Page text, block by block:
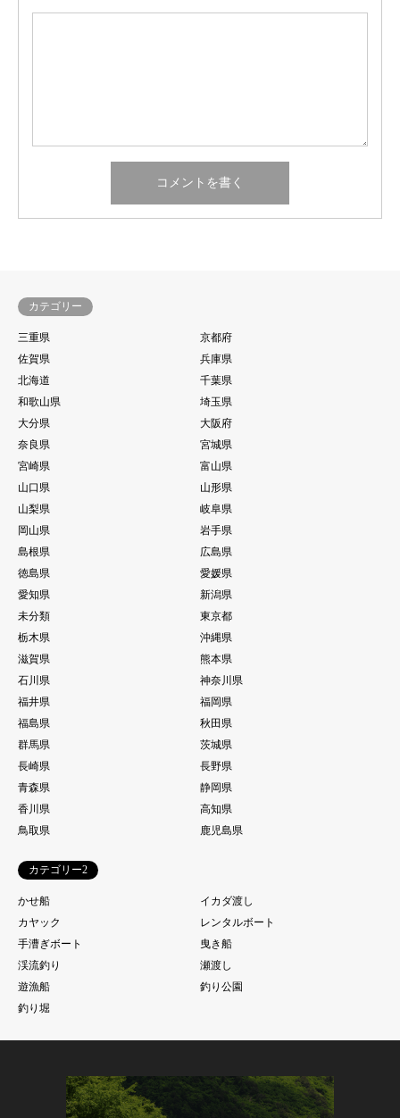
カテゴリー
三重県
京都府
佐賀県
兵庫県
北海道
千葉県
和歌山県
埼玉県
大分県
大阪府
奈良県
宮城県
宮崎県
富山県
山口県
山形県
山梨県
岐阜県
岡山県
岩手県
島根県
広島県
徳島県
愛媛県
愛知県
新潟県
未分類
東京都
栃木県
沖縄県
滋賀県
熊本県
石川県
神奈川県
福井県
福岡県
福島県
秋田県
群馬県
茨城県
長崎県
長野県
青森県
静岡県
香川県
高知県
鳥取県
鹿児島県
カテゴリー2
かせ船
イカダ渡し
カヤック
レンタルボート
手漕ぎボート
曳き船
渓流釣り
瀬渡し
遊漁船
釣り公園
釣り堀